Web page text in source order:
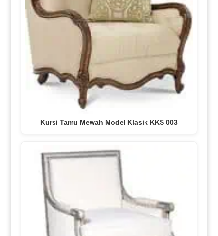
Kursi Tamu Mewah Model Klasik KKS 003